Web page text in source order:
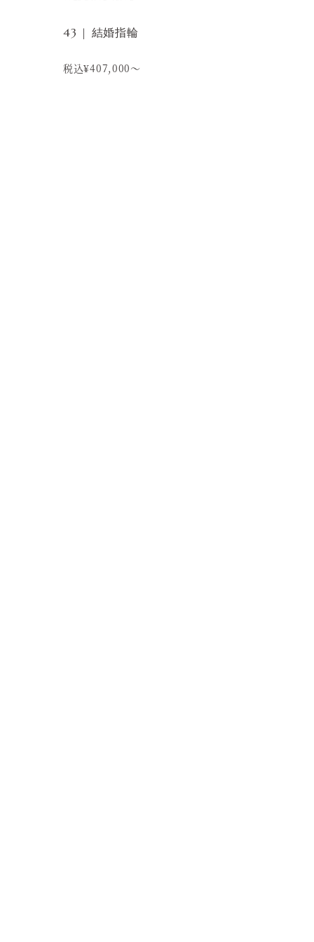
43 | 結婚指輪
税込¥407,000～